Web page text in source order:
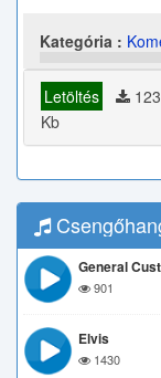
Kategória :
Letöltés
Kb
General
901
Elvis
1430